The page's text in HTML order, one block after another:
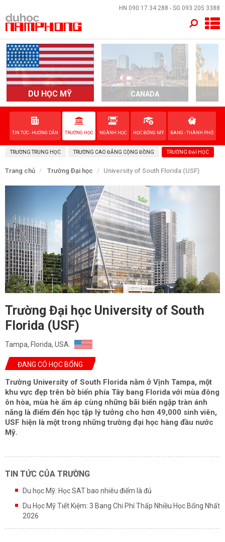
HN 090 17 34 288 - SG 093 205 3388
DU HỌC MỸ CANADA
TIN TỨC - HƯỚNG DẪN TRƯỜNG HỌC NGÀNH HỌC HỌC BỔNG MỸ BANG - THÀNH PHỐ
TRƯỜNG TRUNG HỌC TRƯỜNG CAO ĐẲNG CỘNG ĐỒNG TRƯỜNG ĐẠI HỌC
Trang chủ Trường Đại học University of South Florida (USF)
Trường Đại học University of South
Florida (USF)
Tampa, Florida, USA.
ĐANG CÓ HỌC BỔNG
Trường University of South Florida nằm ở Vịnh Tampa, một
khu vực đẹp trên bờ biển phía Tây bang Florida với mùa đông
ôn hòa, mùa hè ấm áp cùng những bãi biển ngập tràn ánh
nắng là điểm đến học tập lý tưởng cho hơn 49,000 sinh viên,
USF hiện là một trong những trường đại học hàng đầu nước
Mỹ.
TIN TỨC CỦA TRƯỜNG
Du học Mỹ: Học SAT bao nhiêu điểm là đủ
Du Học Mỹ Tiết Kiệm: 3 Bang Chi Phí Thấp Nhiều Học Bổng Nhất
2026
×
TRANG CHỦ
QUỐC GIA
EVENTS
DỊCH VỤ
VỀ NAM PHONG